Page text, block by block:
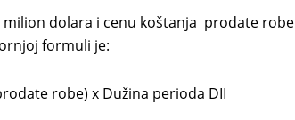
milion dolara i cenu koštanja prodate robe
formuli je:
robe) x Dužina perioda DII